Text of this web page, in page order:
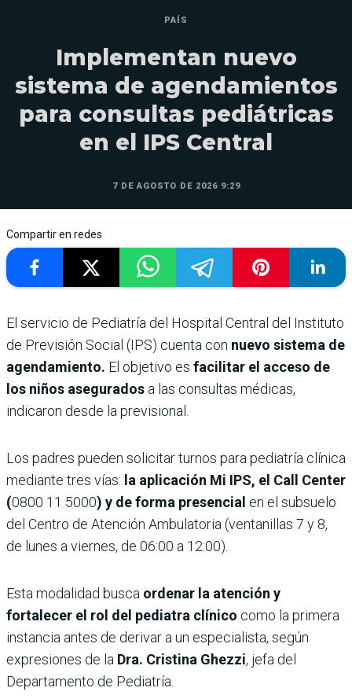
PAÍS
Implementan nuevo
sistema de agendamientos
para consultas pediátricas
en el IPS Central
7 DE AGOSTO DE 2026 9:29
Compartir en redes
El servicio de Pediatría del Hospital Central del Instituto
de Previsión Social (IPS) cuenta con nuevo sistema de
agendamiento. El objetivo es facilitar el acceso de
los niños asegurados a las consultas médicas,
indicaron desde la previsional.
Los padres pueden solicitar turnos para pediatría clínica
mediante tres vías: la aplicación Mi IPS, el Call Center
(0800 11 5000) y de forma presencial en el subsuelo
del Centro de Atención Ambulatoria (ventanillas 7 y 8,
de lunes a viernes, de 06:00 a 12:00).
Esta modalidad busca ordenar la atención y
fortalecer el rol del pediatra clínico como la primera
instancia antes de derivar a un especialista, según
expresiones de la Dra. Cristina Ghezzi, jefa del
Departamento de Pediatría.